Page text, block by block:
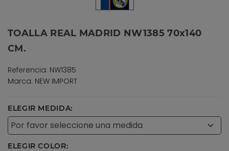
TOALLA REAL MADRID NW1385 70x140
CM.
Referencia: NW1385
Marca: NEW IMPORT
ELEGIR MEDIDA:
ELEGIR COLOR: